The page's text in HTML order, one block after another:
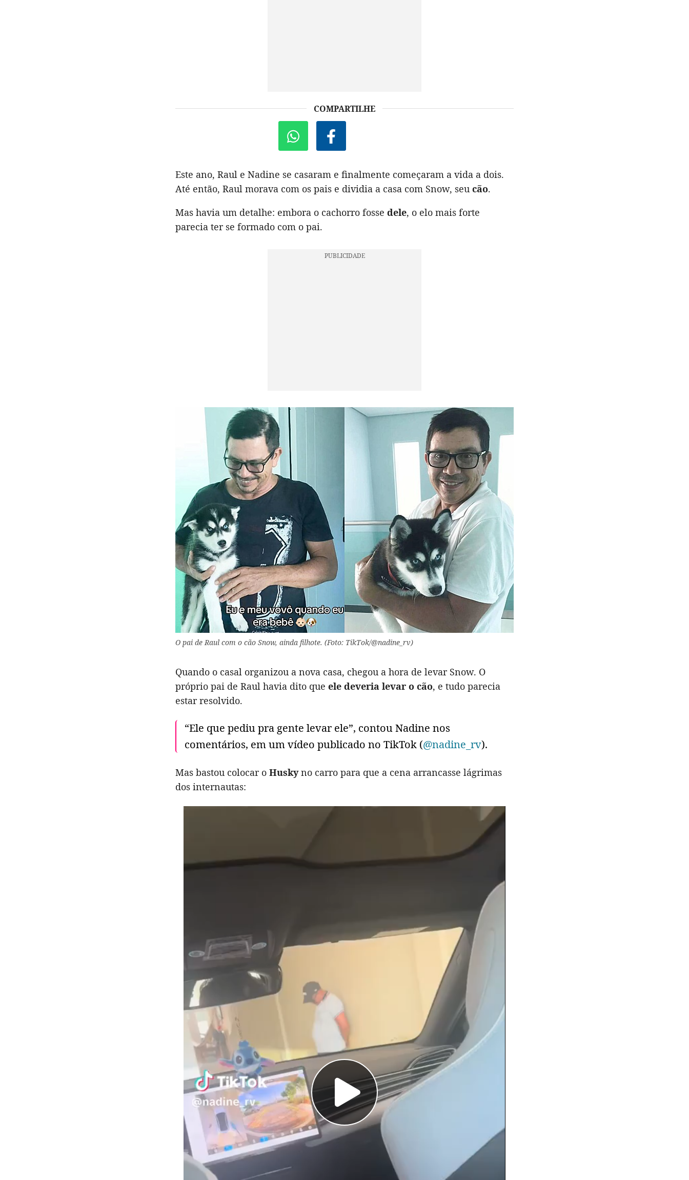
COMPARTILHE
Este ano, Raul e Nadine se casaram e finalmente começaram a vida a dois.
Até então, Raul morava com os pais e dividia a casa com Snow, seu cão.
Mas havia um detalhe: embora o cachorro fosse dele, o elo mais forte
parecia ter se formado com o pai.
O pai de Raul com o cão Snow, ainda filhote. (Foto: TikTok/@nadine_rv)
Quando o casal organizou a nova casa, chegou a hora de levar Snow. O
próprio pai de Raul havia dito que ele deveria levar o cão, e tudo parecia
estar resolvido.
“Ele que pediu pra gente levar ele”, contou Nadine nos
comentários, em um vídeo publicado no TikTok (@nadine_rv).
Mas bastou colocar o Huskyno carro para que a cena arrancasse lágrimas
dos internautas: